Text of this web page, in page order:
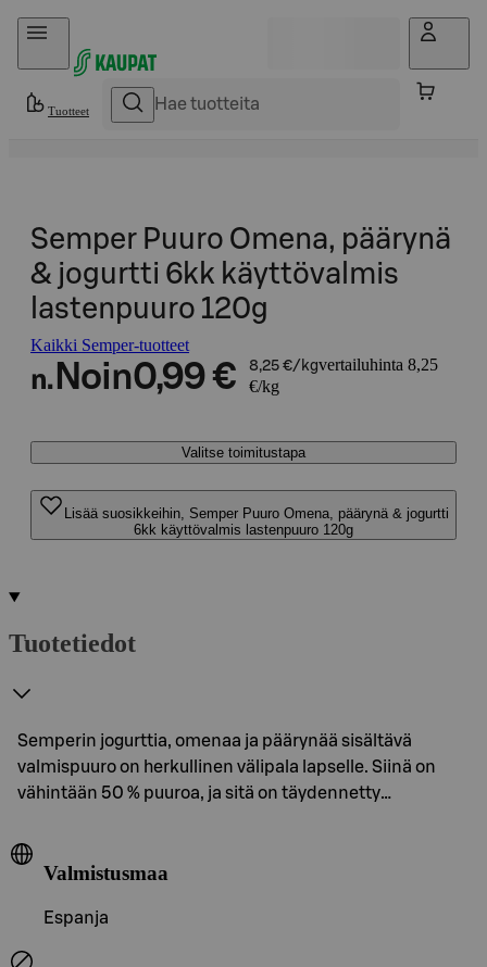
Hyppää sisältöön
Tuotteet
Semper Puuro Omena, päärynä
& jogurtti 6kk käyttövalmis
lastenpuuro 120g
Kaikki Semper-tuotteet
n. Noin0,99 € 8,25 €/kgvertailuhinta 8,25
€/kg
Valitse toimitustapa
Lisää suosikkeihin, Semper Puuro Omena, päärynä & jogurtti
6kk käyttövalmis lastenpuuro 120g
Tuotetiedot
Semperin jogurttia, omenaa ja päärynää sisältävä
valmispuuro on herkullinen välipala lapselle. Siinä on
vähintään 50 % puuroa, ja sitä on täydennetty…
Valmistusmaa
Espanja